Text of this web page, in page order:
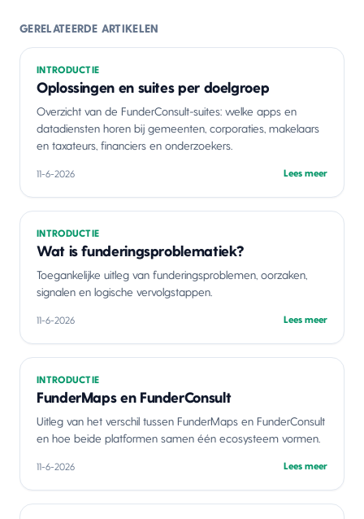
GERELATEERDE ARTIKELEN
INTRODUCTIE
Oplossingen en suites per doelgroep
Overzicht van de FunderConsult-suites: welke apps en
datadiensten horen bij gemeenten, corporaties, makelaars
en taxateurs, financiers en onderzoekers.
11-6-2026 Lees meer
INTRODUCTIE
Wat is funderingsproblematiek?
Toegankelijke uitleg van funderingsproblemen, oorzaken,
signalen en logische vervolgstappen.
11-6-2026 Lees meer
INTRODUCTIE
FunderMaps en FunderConsult
Uitleg van het verschil tussen FunderMaps en FunderConsult
en hoe beide platformen samen één ecosysteem vormen.
11-6-2026 Lees meer